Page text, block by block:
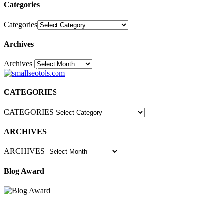
Categories
Categories
Archives
Archives30
CATEGORIES
CATEGORIES
ARCHIVES
ARCHIVES
Blog Award